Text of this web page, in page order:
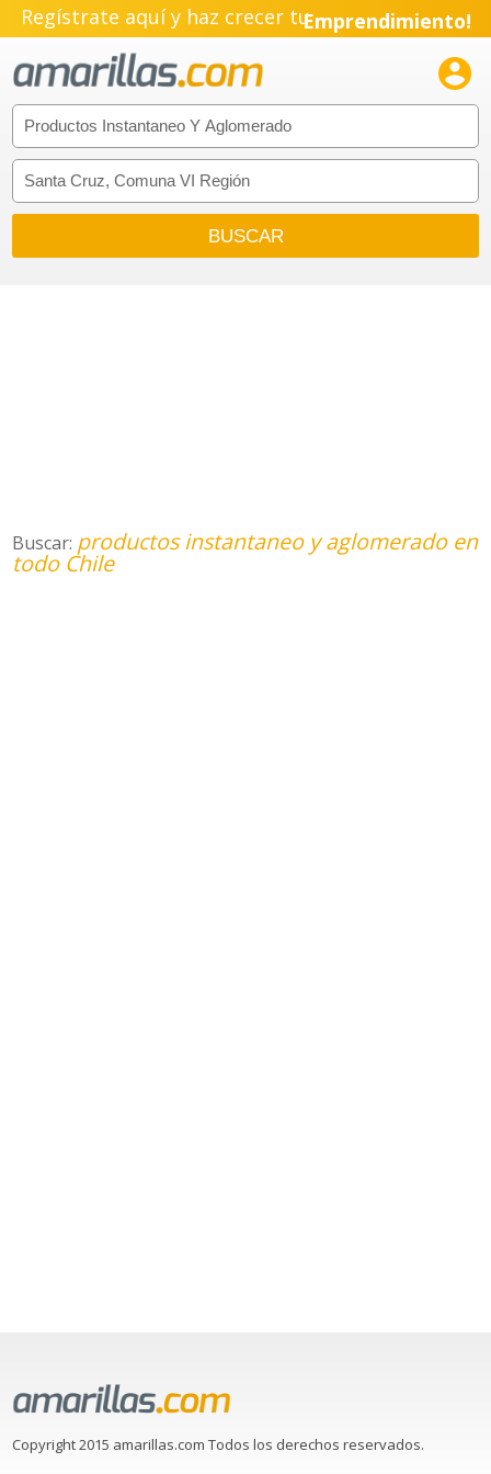
Regístrate aquí y haz crecer tuEmprendimiento!

Buscar: productos instantaneo y aglomerado en
todo Chile
Copyright 2015 amarillas.com Todos los derechos reservados.